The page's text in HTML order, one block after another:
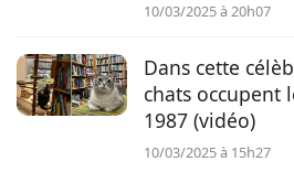
10/03/2025 à 20h07
Dans cette
chats occupent
1987 (vidéo)
10/03/2025 à 15h27